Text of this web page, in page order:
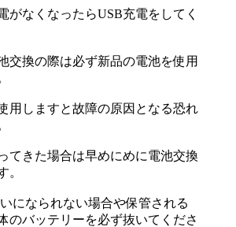
がなくなったらUSB充電をしてく
交換の際は必ず新品の電池を使用
用しますと故障の原因となる恐れ
てきた場合は早めにめに電池交換
。
になられない場合や保管される
のバッテリーを必ず抜いてくださ